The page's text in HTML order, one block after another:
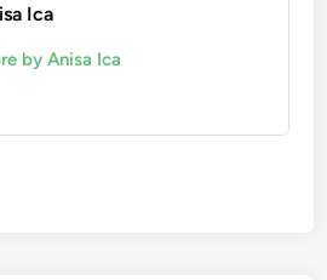
Ica
by Anisa Ica